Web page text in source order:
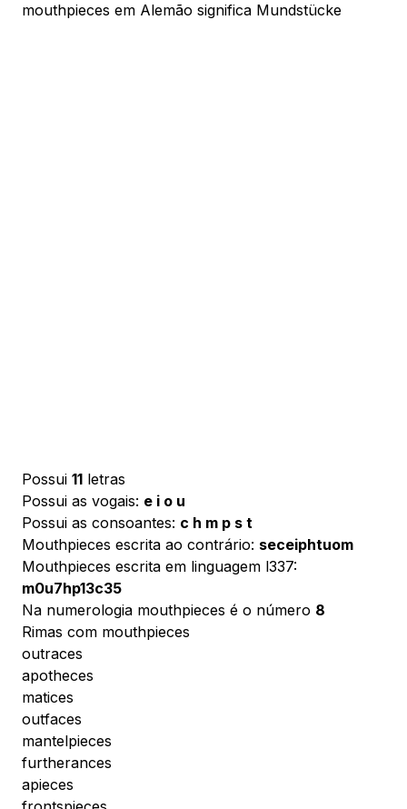
mouthpieces em Alemão significa Mundstücke
Possui 11 letras
Possui as vogais: e i o u
Possui as consoantes: c h m p s t
Mouthpieces escrita ao contrário: seceiphtuom
Mouthpieces escrita em linguagem l337:
m0u7hp13c35
Na numerologia mouthpieces é o número 8
Rimas com mouthpieces
outraces
apotheces
matices
outfaces
mantelpieces
furtherances
apieces